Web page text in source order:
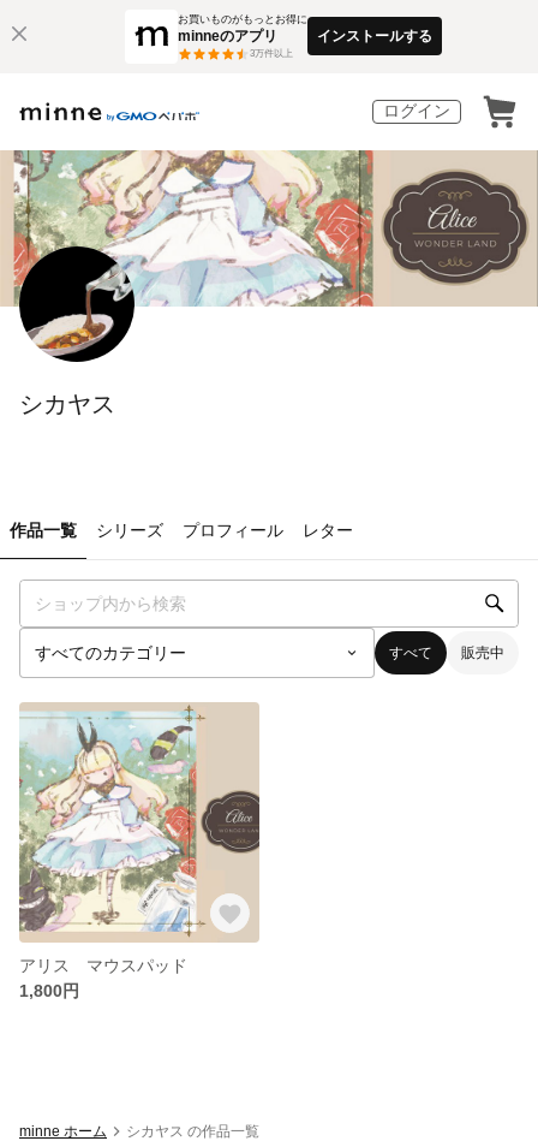
お買いものがもっとお得に
minneのアプリ
3万件以上
インストールする
ログイン
シカヤス
作品一覧 シリーズ プロフィール レター
すべて 販売中
アリス マウスパッド
1,800円
minne ホーム シカヤス の作品一覧